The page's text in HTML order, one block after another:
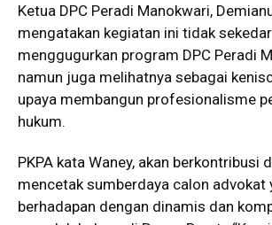
Ketua DPC Peradi Manokwari,
mengatakan kegiatan ini tidak
menggugurkan program DPC Peradi
namun juga melihatnya sebagai
upaya membangun profesionalisme
hukum.
PKPA kata Waney, akan berkontribusi
mencetak sumberdaya calon advokat
berhadapan dengan dinamis dan